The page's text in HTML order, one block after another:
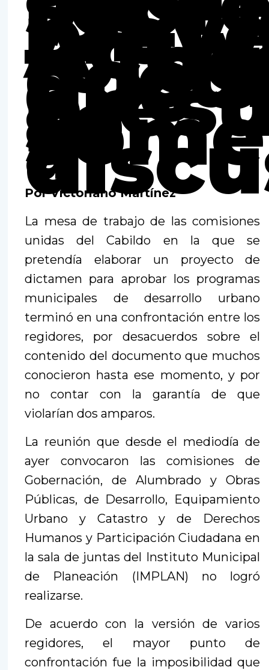
que
se
a
Por Victoriano Martínez
La mesa de trabajo de las comisiones
unidas del Cabildo en la que se
pretendía elaborar un proyecto de
dictamen para aprobar los programas
municipales de desarrollo urbano
terminó en una confrontación entre los
regidores, por desacuerdos sobre el
contenido del documento que muchos
conocieron hasta ese momento, y por
no contar con la garantía de que
violarían dos amparos.
La reunión que desde el mediodía de
ayer convocaron las comisiones de
Gobernación, de Alumbrado y Obras
Públicas, de Desarrollo, Equipamiento
Urbano y Catastro y de Derechos
Humanos y Participación Ciudadana en
la sala de juntas del Instituto Municipal
de Planeación (IMPLAN) no logró
realizarse.
De acuerdo con la versión de varios
regidores, el mayor punto de
confrontación fue la imposibilidad que